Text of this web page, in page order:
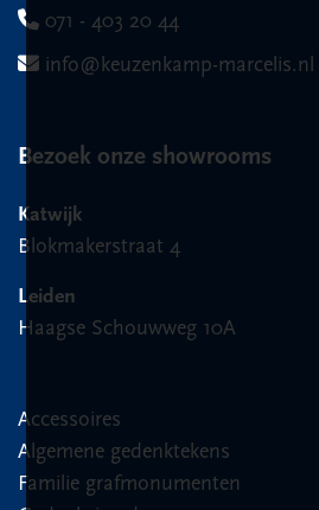
071 - 403 20 44
info@keuzenkamp-marcelis.nl
Bezoek onze showrooms
Katwijk
Blokmakerstraat 4
Leiden
Haagse Schouwweg 10A
Accessoires
Algemene gedenktekens
Familie grafmonumenten